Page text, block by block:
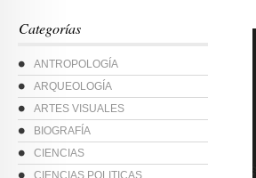
Categorías
ANTROPOLOGÍA
ARQUEOLOGÍA
ARTES VISUALES
BIOGRAFÍA
CIENCIAS
CIENCIAS POLITICAS